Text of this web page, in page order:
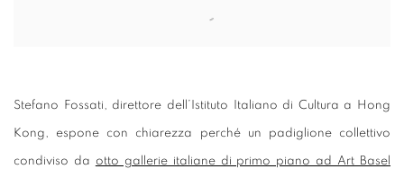
Stefano Fossati, direttore dell’Istituto Italiano di Cultura a Hong
Kong, espone con chiarezza perché un padiglione collettivo
condiviso da otto gallerie italiane di primo piano ad Art Basel